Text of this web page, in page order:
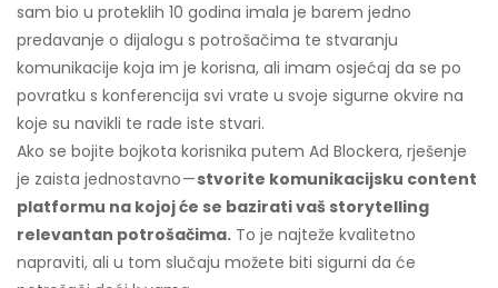
sam bio u proteklih 10 godina imala je barem jedno
predavanje o dijalogu s potrošačima te stvaranju
komunikacije koja im je korisna, ali imam osjećaj da se po
povratku s konferencija svi vrate u svoje sigurne okvire na
koje su navikli te rade iste stvari.
Ako se bojite bojkota korisnika putem Ad Blockera, rješenje
je zaista jednostavno —stvorite komunikacijsku content
platformu na kojoj će se bazirati vaš storytelling
relevantan potrošačima. To je najteže kvalitetno
napraviti, ali u tom slučaju možete biti sigurni da će